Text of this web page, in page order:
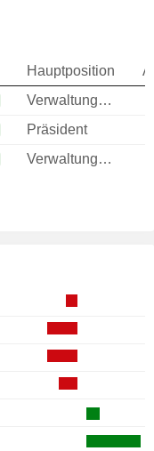
Hauptposition
Verwaltungsratsmitglied
Präsident
Verwaltungsratsmitglied